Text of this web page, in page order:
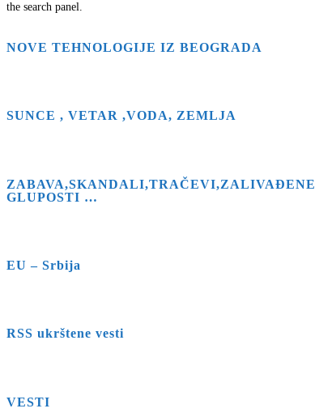
the search panel.
NOVE TEHNOLOGIJE IZ BEOGRADA
SUNCE , VETAR ,VODA, ZEMLJA
ZABAVA,SKANDALI,TRAČEVI,ZALIVAĐENE
GLUPOSTI …
EU – Srbija
RSS ukrštene vesti
VESTI